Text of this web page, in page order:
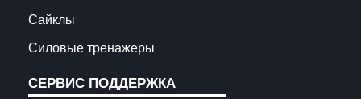
Сайклы
Силовые тренажеры
СЕРВИС ПОДДЕРЖКА